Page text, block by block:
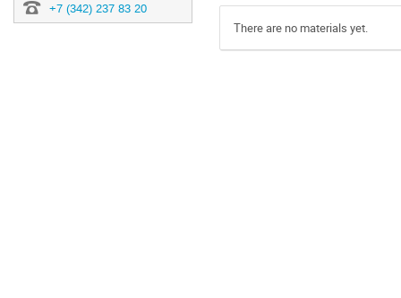
+7 (342) 237 83 20
There are no materials yet.